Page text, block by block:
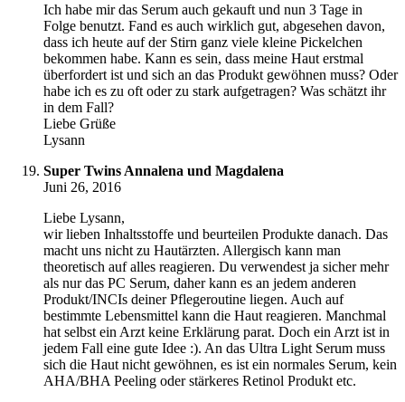
Ich habe mir das Serum auch gekauft und nun 3 Tage in
Folge benutzt. Fand es auch wirklich gut, abgesehen davon,
dass ich heute auf der Stirn ganz viele kleine Pickelchen
bekommen habe. Kann es sein, dass meine Haut erstmal
überfordert ist und sich an das Produkt gewöhnen muss? Oder
habe ich es zu oft oder zu stark aufgetragen? Was schätzt ihr
in dem Fall?
Liebe Grüße
Lysann
Super Twins Annalena und Magdalena
Juni 26, 2016
Liebe Lysann,
wir lieben Inhaltsstoffe und beurteilen Produkte danach. Das
macht uns nicht zu Hautärzten. Allergisch kann man
theoretisch auf alles reagieren. Du verwendest ja sicher mehr
als nur das PC Serum, daher kann es an jedem anderen
Produkt/INCIs deiner Pflegeroutine liegen. Auch auf
bestimmte Lebensmittel kann die Haut reagieren. Manchmal
hat selbst ein Arzt keine Erklärung parat. Doch ein Arzt ist in
jedem Fall eine gute Idee :). An das Ultra Light Serum muss
sich die Haut nicht gewöhnen, es ist ein normales Serum, kein
AHA/BHA Peeling oder stärkeres Retinol Produkt etc.